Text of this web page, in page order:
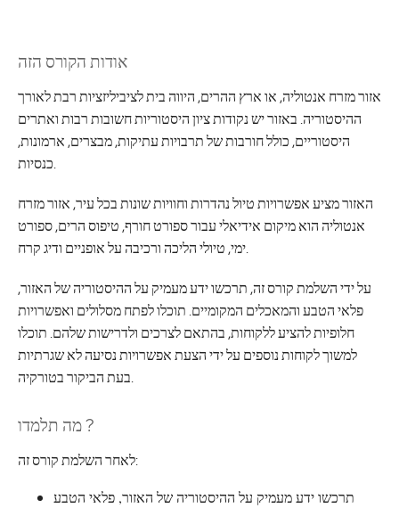
אודות הקורס הזה
אזור מזרח אנטוליה, או ארץ ההרים, היווה בית לציביליזציות רבת לאורך
ההיסטוריה. באזור יש נקודות ציון היסטוריות חשובות רבות ואתרים
היסטוריים, כולל חורבות של תרבויות עתיקות, מבצרים, ארמונות,
כנסיות.
האזור מציע אפשרויות טיול נהדרות וחוויות שונות בכל עיר, אזור מזרח
אנטוליה הוא מיקום אידיאלי עבור ספורט חורף, טיפוס הרים, ספורט
ימי, טיולי הליכה ורכיבה על אופניים ודיג קרח.
על ידי השלמת קורס זה, תרכשו ידע מעמיק על ההיסטוריה של האזור,
פלאי הטבע והמאכלים המקומיים. תוכלו לפתח מסלולים ואפשרויות
חלופיות להציע ללקוחות, בהתאם לצרכים ולדרישות שלהם. תוכלו
למשוך לקוחות נוספים על ידי הצעת אפשרויות נסיעה לא שגרתיות
בעת הביקור בטורקיה.
מה תלמדו ?
לאחר השלמת קורס זה:
תרכשו ידע מעמיק על ההיסטוריה של האזור, פלאי הטבע